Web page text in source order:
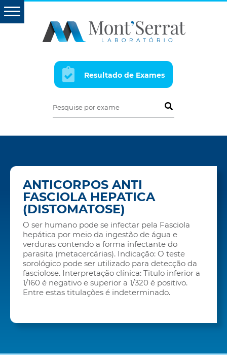
Resultado de Exames
Pesquise por exame
ANTICORPOS ANTI
FASCIOLA HEPATICA
(DISTOMATOSE)
O ser humano pode se infectar pela Fasciola
hepática por meio da ingestão de água e
verduras contendo a forma infectante do
parasita (metacercárias). Indicação: O teste
sorológico pode ser utilizado para detecção da
fasciolose. Interpretação clínica: Titulo inferior a
1/160 é negativo e superior a 1/320 é positivo.
Entre estas titulações é indeterminado.